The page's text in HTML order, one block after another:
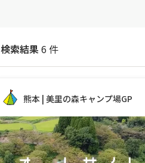
検索結果6 件
熊本 | 美里の森キャンプ場GP